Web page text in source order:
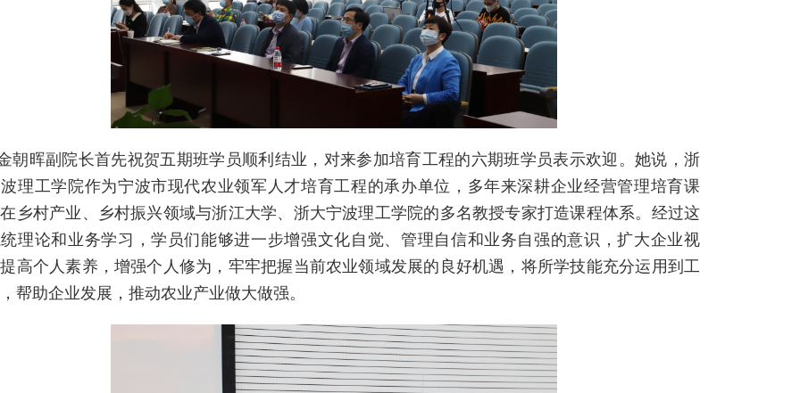
朝晖副院长首先祝贺五期班学员顺利结业，对来参加培育工程的六期班学员表示欢迎。 她说，浙
理工学院作为宁波市现代农业领军人才培育工程的承办单位，多年来深耕企业经营管理培育课
乡村产业、乡村振兴领域与浙江大学、浙大宁波理工学院的多名教授专家打造课程体系。 经过这
理论和业务学习，学员们能够进一步增强文化自觉、管理自信和业务自强的意识，扩大企业视
高个人素养，增强个人修为，牢牢把握当前农业领域发展的良好机遇，将所学技能充分运用到工
帮助企业发展，推动农业产业做大做强。